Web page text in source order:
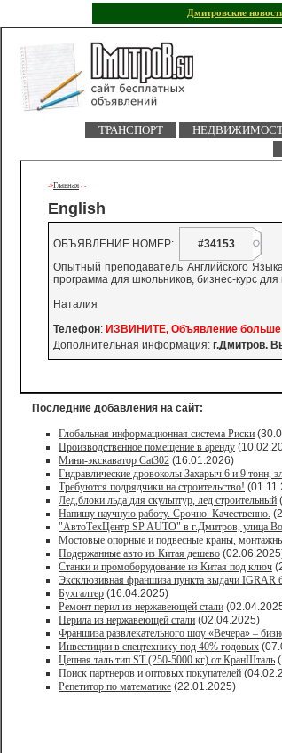
Дмитровские
ТРАНСПОРТ
->Главная - -
English
ОБЪЯВЛЕНИЕ НОМЕР:
#34153
Опытный преподаватель Английского
программа для школьников, бизнес-курс для
Наталия
Телефон: ИЗВИНИТЕ, Объявление больше
Дополнительная информация: г.Дмитров.
Последние добавления на сайт:
Глобальная информационная система Риски
Производственное помещение в аренду
Мини-экскаватор Cat302 (16.01.2026)
Гидравлические дровоколы Захарыч 6 и 9 тонн,
Требуются подрядчики на строительство!
Лед,блоки льда для скульптур, лед строительный
Напишу научную работу. Срочно. Качественно.
"АвтоТехЦентр SP AUTO" в г.Дмитров, улица
Мостовые опорные и подвесные краны,
Подержанные авто из Китая дешево
Станки и промоборудование из Китая под ключ
Эксклюзивная франшиза пункта выдачи IGRAR
Бухгалтер (16.04.2025)
Ремонт перил из нержавеющей стали
Перила из нержавеющей стали (02.04.2025)
Франшиза развлекательного шоу «Вечера» –
Инвестиции в спецтехнику под 40% годовых
Цепная таль тип ST (250-5000 кг) от КранШталь
Поиск партнеров и оптовых покупателей
Репетитор по математике (22.01.2025)